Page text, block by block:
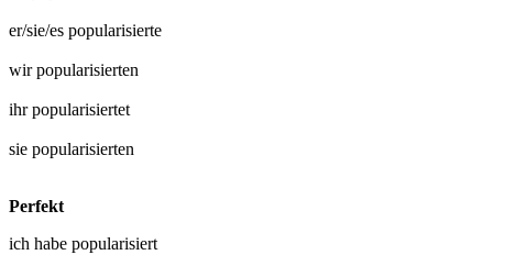
er/sie/es popularisierte
wirpopularisierten
ihrpopularisiertet
sie popularisierten
Perfekt
ich habe popularisiert